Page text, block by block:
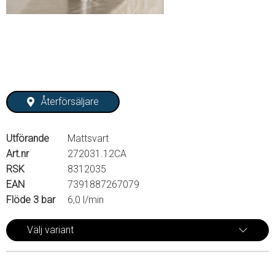
Återförsäljare
Utförande
Mattsvart
Art.nr
272031.12CA
RSK
8312035
EAN
7391887267079
Flöde 3 bar
6,0 l/min
Välj variant